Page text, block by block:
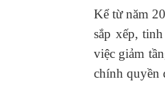
Kể từ năm
sắp xếp,
việc giảm
chính quyền